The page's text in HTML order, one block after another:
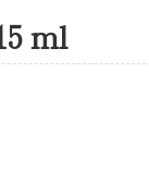
ml